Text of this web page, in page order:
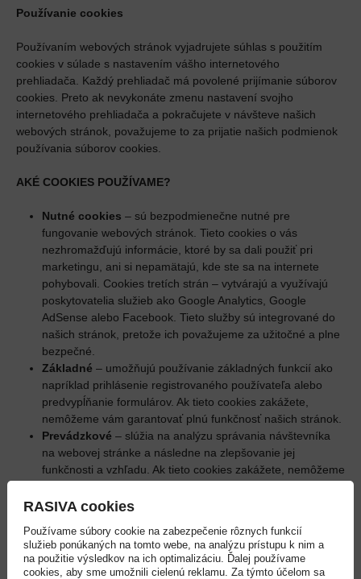
Používanie cookies
Používaním webových stránok vyjadrujete súhlas s použitím
cookies v súlade s nastavením vášho internetového
prehliadača. Každý prehliadač má povolené prijímanie súborov
cookies. Preto ak nevykonáte zmenu nastavení svojho
internetového prehliadača a pokračujete v návšteve našich
webových stránok, považujeme to za prijatie našich podmienok
používania súborov cookies.
AKÉ COOKIES POUŽÍVAME?
Nutné cookies – sú bezpodmienečne nutné pre
fungovanie webových stránok. Tieto cookies o vás
nezhromažďujú informácie, ktoré by sa dali použiť pri
marketingu, ani si nepamätajú, kde ste sa na internete
pohybovali. Cookies tretích strán – vytvárajú a využívajú
poskytovatelia služieb ako Google Analytics, Google
AdSense alebo Facebook. Tieto služby sú integrované do
našich stránok, pretože ich považujeme za užitočné a plne
bezpečné.
Základné – umožňujú používanie základných funkcií ako
napríklad prihlásenie registrovaného používateľa alebo
predvypĺňanie formulárov. Ak tieto cookies zakážete,
nemôžeme vám garantovať plnú funkčnosť našich stránok.
Prevádzkové – slúžia na analýzu správania návštevníka
na webovej stránke a následne na zlepšovanie jej
funkčnosti a vzhľadu. Ak tieto cookies zakážete, nemôžeme
Funkčné cookies
pri vašej návšteve. Cookies si môžu pamätať položky, ktoré
ste vložili do nákupného košíka e-shopu, alebo to, či ste
tiež narazili na nejaké chyby, napríklad pri formulároch.
RASIVA cookies
Používame súbory cookie na zabezpečenie rôznych funkcií
služieb ponúkaných na tomto webe, na analýzu prístupu k nim a
na použitie výsledkov na ich optimalizáciu. Ďalej používame
cookies, aby sme umožnili cielenú reklamu. Za týmto účelom sa